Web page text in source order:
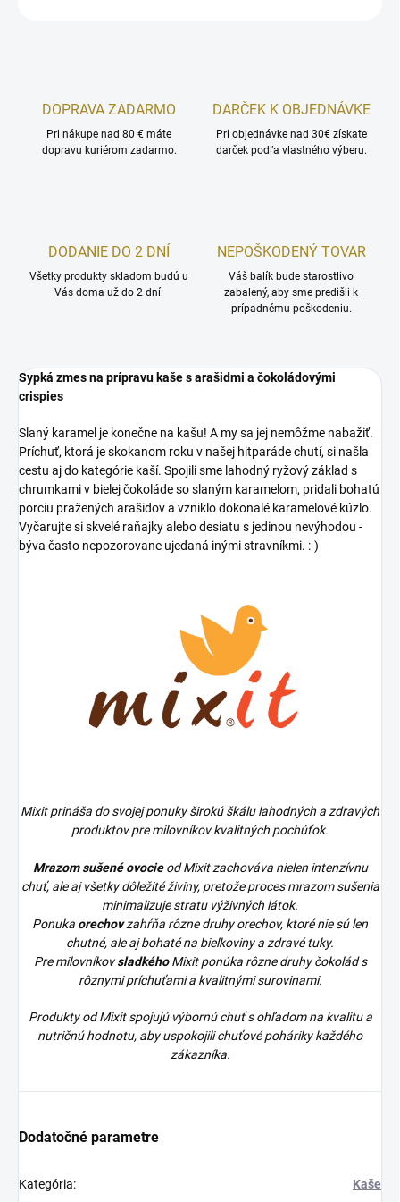
DOPRAVA ZADARMO
Pri nákupe nad 80 € máte
dopravu kuriérom zadarmo.
DARČEK K OBJEDNÁVKE
Pri objednávke nad 30€ získate
darček podľa vlastného výberu.
DODANIE DO 2 DNÍ
Všetky produkty skladom budú u
Vás doma už do 2 dní.
NEPOŠKODENÝ TOVAR
Váš balík bude starostlivo
zabalený, aby sme predišli k
prípadnému poškodeniu.
Sypká zmes na prípravu kaše s arašidmi a čokoládovými
crispies
Slaný karamel je konečne na kašu! A my sa jej nemôžme nabažiť.
Príchuť, ktorá je skokanom roku v našej hitparáde chutí, si našla
cestu aj do kategórie kaší. Spojili sme lahodný ryžový základ s
chrumkami v bielej čokoláde so slaným karamelom, pridali bohatú
porciu pražených arašidov a vzniklo dokonalé karamelové kúzlo.
Vyčarujte si skvelé raňajky alebo desiatu s jedinou nevýhodou -
býva často nepozorovane ujedaná inými stravníkmi. :-)
Mixit prináša do svojej ponuky širokú škálu lahodných a zdravých
produktov pre milovníkov kvalitných pochúťok.
Mrazom sušené ovocieod Mixit zachováva nielen intenzívnu
chuť, ale aj všetky dôležité živiny, pretože proces mrazom sušenia
minimalizuje stratu výživných látok.
Ponuka orechovzahŕňa rôzne druhy orechov, ktoré nie sú len
chutné, ale aj bohaté na bielkoviny a zdravé tuky.
Pre milovníkovsladkéhoMixit ponúka rôzne druhy čokolád s
rôznymi príchuťami a kvalitnými surovinami.
Produkty od Mixit spojujú výbornú chuť s ohľadom na kvalitu a
nutričnú hodnotu, aby uspokojili chuťové poháriky každého
zákazníka.
Dodatočné parametre
Kategória: Kaše